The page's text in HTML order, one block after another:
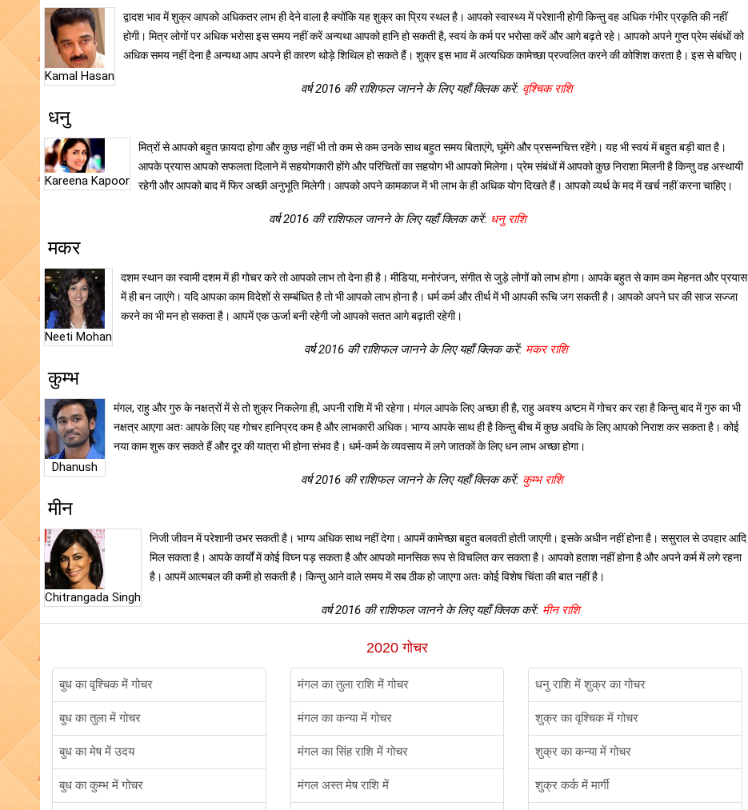
Kamal Hasan
द्वादश भाव में शुक्र आपको अधिकतर लाभ ही देने वाला है क्योंकि यह शुक्र का प्रिय स्थल है। आपको स्वास्थ्य में परेशानी होगी किन्तु वह अधिक गंभीर प्रकृति की नहीं
होगी। मित्र लोगों पर अधिक भरोसा इस समय नहीं करें अन्यथा आपको हानि हो सकती है, स्वयं के कर्म पर भरोसा करें और आगे बढ़ते रहे। आपको अपने गुप्त प्रेम संबंधों को
अधिक समय नहीं देना है अन्यथा आप अपने ही कारण थोड़े शिथिल हो सकते हैं। शुक्र इस भाव में अत्यधिक कामेच्छा प्रज्वलित करने की कोशिश करता है। इस से बचिए।
वर्ष 2016 की राशिफल जानने के लिए यहाँ क्लिक करें: वृश्चिक राशि
धनु
Kareena Kapoor
मित्रों से आपको बहुत फ़ायदा होगा और कुछ नहीं भी तो कम से कम उनके साथ बहुत समय बिताएंगे, घूमेंगे और प्रसन्नचित्त रहेंगे। यह भी स्वयं में बहुत बड़ी बात है।
आपके प्रयास आपको सफलता दिलाने में सहयोगकारी होंगे और परिचितों का सहयोग भी आपको मिलेगा। प्रेम संबंधों में आपको कुछ निराशा मिलनी है किन्तु वह अस्थायी
रहेगी और आपको बाद में फिर अच्छी अनुभूति मिलेगी। आपको अपने कामकाज में भी लाभ के ही अधिक योग दिखते हैं। आपको व्यर्थ के मद में खर्च नहीं करना चाहिए।
वर्ष 2016 की राशिफल जानने के लिए यहाँ क्लिक करें: धनु राशि
मकर
Neeti Mohan
दशम स्थान का स्वामी दशम में ही गोचर करे तो आपको लाभ तो देना ही है। मीडिया, मनोरंजन, संगीत से जुड़े लोगों को लाभ होगा। आपके बहुत से काम कम मेहनत और प्रयास
में ही बन जाएंगे। यदि आपका काम विदेशों से सम्बंधित है तो भी आपको लाभ होना है। धर्म कर्म और तीर्थ में भी आपकी रूचि जग सकती है। आपको अपने घर की साज सज्जा
करने का भी मन हो सकता है। आपमें एक ऊर्जा बनी रहेगी जो आपको सतत आगे बढ़ाती रहेगी।
वर्ष 2016 की राशिफल जानने के लिए यहाँ क्लिक करें: मकर राशि
कुम्भ
Dhanush
मंगल, राहु और गुरु के नक्षत्रों में से तो शुक्र निकलेगा ही, अपनी राशि में भी रहेगा। मंगल आपके लिए अच्छा ही है, राहु अवश्य अष्टम में गोचर कर रहा है किन्तु बाद में गुरु का भी
नक्षत्र आएगा अतः आपके लिए यह गोचर हानिप्रद कम है और लाभकारी अधिक। भाग्य आपके साथ ही है किन्तु बीच में कुछ अवधि के लिए आपको निराश कर सकता है। कोई
नया काम शुरू कर सकते हैं और दूर की यात्रा भी होना संभव है। धर्म-कर्म के व्यवसाय में लगे जातकों के लिए धन लाभ अच्छा होगा।
वर्ष 2016 की राशिफल जानने के लिए यहाँ क्लिक करें: कुम्भ राशि
मीन
Chitrangada Singh
निजी जीवन में परेशानी उभर सकती है। भाग्य अधिक साथ नहीं देगा। आपमें कामेच्छा बहुत बलवती होती जाएगी। इसके अधीन नहीं होना है। ससुराल से उपहार आदि
मिल सकता है। आपके कार्यों में कोई विघ्न पड़ सकता है और आपको मानसिक रूप से विचलित कर सकता है। आपको हताश नहीं होना है और अपने कर्म में लगे रहना
है। आपमें आत्मबल की कमी हो सकती है। किन्तु आने वाले समय में सब ठीक हो जाएगा अतः कोई विशेष चिंता की बात नहीं है।
वर्ष 2016 की राशिफल जानने के लिए यहाँ क्लिक करें: मीन राशि
2020 गोचर
बुध का वृश्चिक में गोचर
बुध का तुला में गोचर
बुध का मेष में उदय
बुध का कुम्भ में गोचर
मंगल का तुला राशि में गोचर
मंगल का कन्या में गोचर
मंगल का सिंह राशि में गोचर
मंगल अस्त मेष राशि में
धनु राशि में शुक्र का गोचर
शुक्र का वृश्चिक में गोचर
शुक्र का कन्या में गोचर
शुक्र कर्क में मार्गी